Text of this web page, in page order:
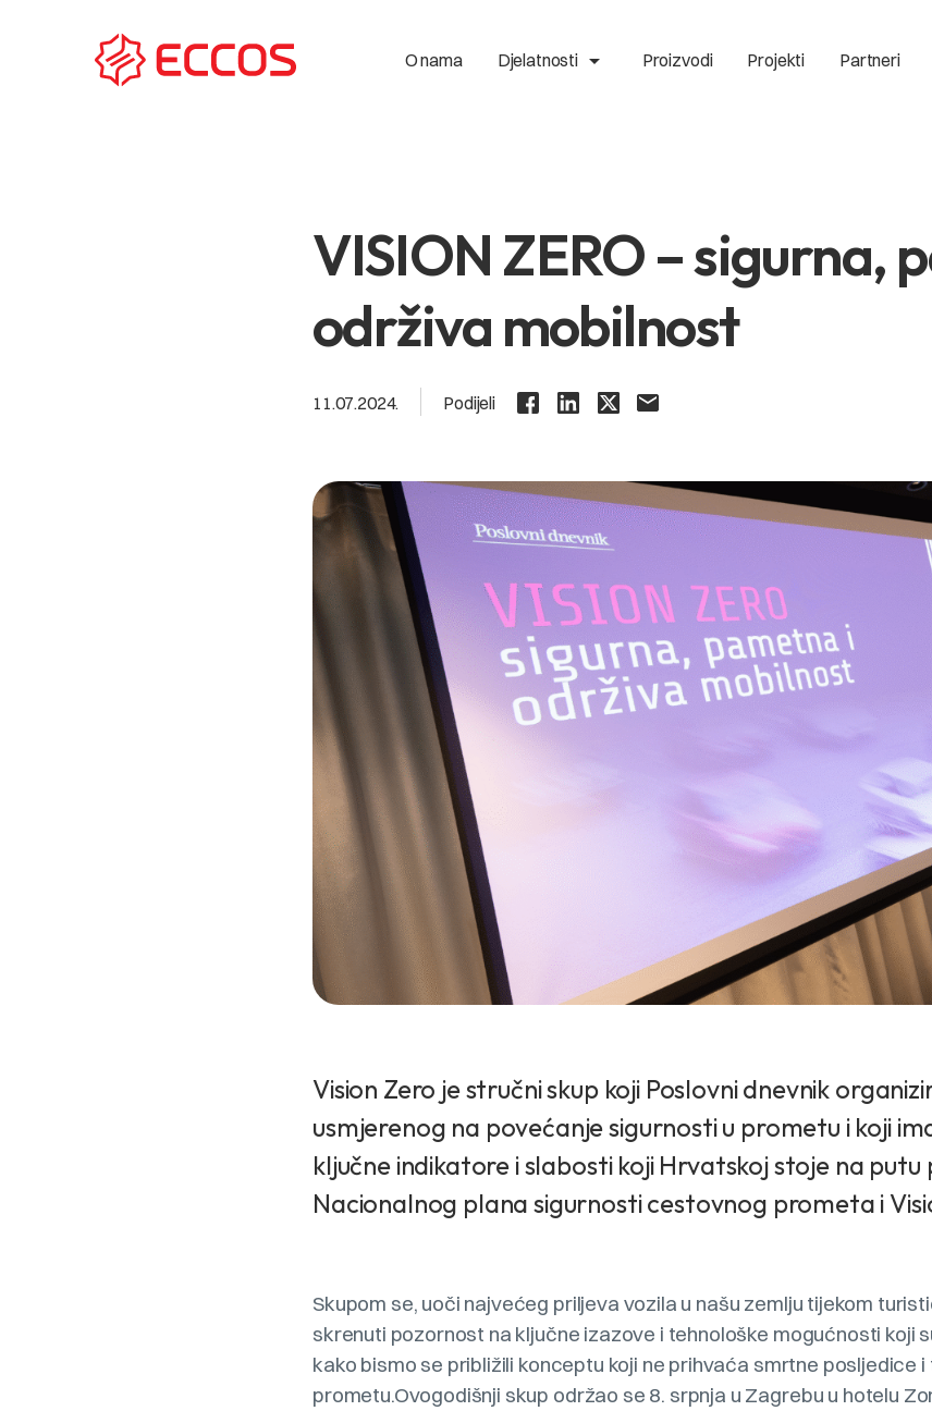
O nama Djelatnosti arrow_drop_up Proizvodi Projekti Partneri
VISION ZERO – sigurna,
održiva mobilnost
11.07.2024. Podijeli
Vision Zero je stručni skup koji Poslovni dnevnik
usmjerenog na povećanje sigurnosti u prometu i koji
ključne indikatore i slabosti koji Hrvatskoj stoje na putu
Nacionalnog plana sigurnosti cestovnog prometa i
Skupom se, uoči najvećeg priljeva vozila u našu zemlju tijekom
skrenuti pozornost na ključne izazove i tehnološke mogućnosti koji
kako bismo se približili konceptu koji ne prihvaća smrtne posljedice i
prometu.Ovogodišnji skup održao se 8. srpnja u Zagrebu u hotelu